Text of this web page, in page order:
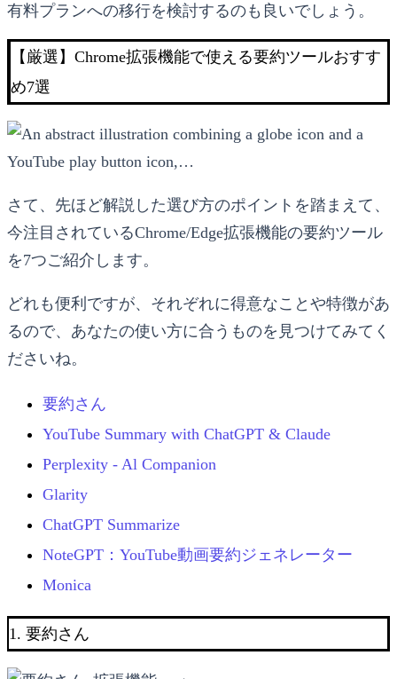
有料プランへの移行を検討するのも良いでしょう。
【厳選】Chrome拡張機能で使える要約ツールおすす
め7選
さて、先ほど解説した選び方のポイントを踏まえて、
今注目されているChrome/Edge拡張機能の要約ツール
を7つご紹介します。
どれも便利ですが、それぞれに得意なことや特徴があ
るので、あなたの使い方に合うものを見つけてみてく
ださいね。
要約さん
YouTube Summary with ChatGPT & Claude
Perplexity - Al Companion
Glarity
ChatGPT Summarize
NoteGPT：YouTube動画要約ジェネレーター
Monica
1. 要約さん